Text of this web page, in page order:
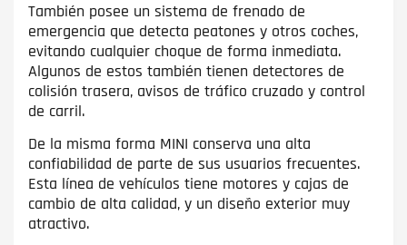
También posee un sistema de frenado de
emergencia que detecta peatones y otros coches,
evitando cualquier choque de forma inmediata.
Algunos de estos también tienen detectores de
colisión trasera, avisos de tráfico cruzado y control
de carril.
De la misma forma MINI conserva una alta
confiabilidad de parte de sus usuarios frecuentes.
Esta línea de vehículos tiene motores y cajas de
cambio de alta calidad, y un diseño exterior muy
atractivo.